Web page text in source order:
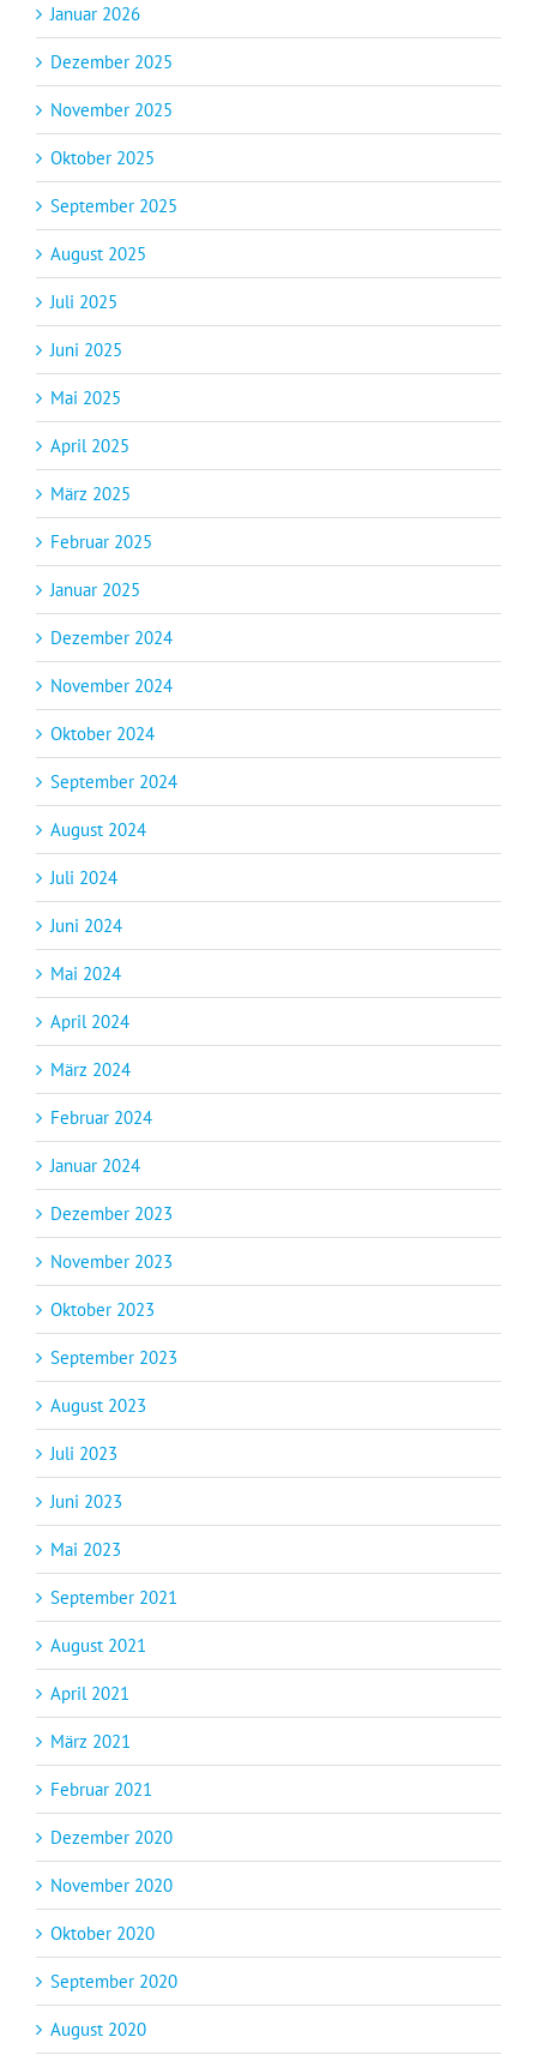
Januar 2026
Dezember 2025
November 2025
Oktober 2025
September 2025
August 2025
Juli 2025
Juni 2025
Mai 2025
April 2025
März 2025
Februar 2025
Januar 2025
Dezember 2024
November 2024
Oktober 2024
September 2024
August 2024
Juli 2024
Juni 2024
Mai 2024
April 2024
März 2024
Februar 2024
Januar 2024
Dezember 2023
November 2023
Oktober 2023
September 2023
August 2023
Juli 2023
Juni 2023
Mai 2023
September 2021
August 2021
April 2021
März 2021
Februar 2021
Dezember 2020
November 2020
Oktober 2020
September 2020
August 2020